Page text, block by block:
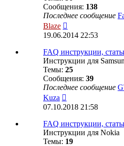
Сообщения: 138
Последнее сообщение
Blaze
к
сообщению
19.06.2014 22:53
FAQ инструкции,
Инструкции для
Темы: 25
Сообщения: 39
Последнее сообщение
Kuza
к
сообщению
07.10.2018 21:58
FAQ инструкции,
Инструкции для Nokia
Темы: 19